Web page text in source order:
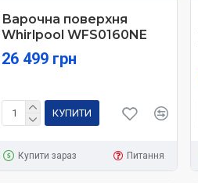
Варочна поверхня
Whirlpool WFS0160NE
26 499 грн
КУПИТИ
Купити зараз Питання